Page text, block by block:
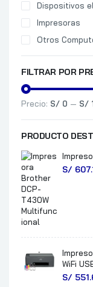
Dispositivos
Impresoras
Otros
FILTRAR POR
Precio: S/ 0 — S/
PRODUCTO
S/
WiFi
S/